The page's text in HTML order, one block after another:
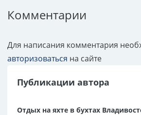
Комментарии
Для написания комментария
авторизоваться на сайте
Публикации автора
Отдых на яхте в бухтах